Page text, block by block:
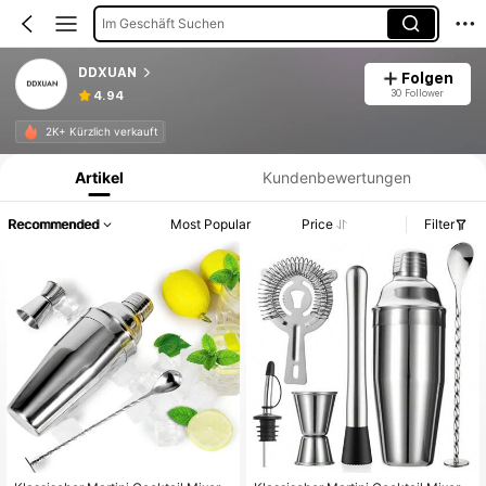
Im Geschäft Suchen
DDXUAN
4.94
Folgen
30 Follower
2K+ Kürzlich verkauft
Produktinformation: Preisangabe, Verkaufs- und Lagerbestandsdetails.
Artikel Kundenbewertungen
Recommended Most Popular Price Filter